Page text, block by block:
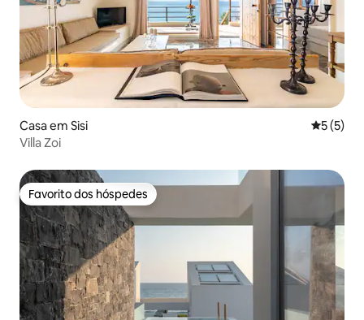
Casa em Sisi
5 (5)
Villa Zoi
Favorito dos hóspedes
Favorito dos hóspedes